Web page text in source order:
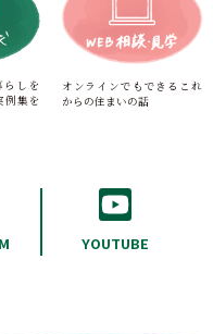
らしを
例集を
オンラインでもできる これ
からの住まいの話
YOUTUBE